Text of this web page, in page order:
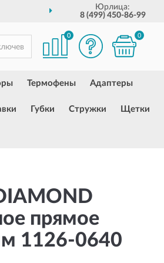
Юрлица:
8 (499) 450-86-99
0 0
Термофены Адаптеры
Губки Стружки Щетки
прямое
1126-0640